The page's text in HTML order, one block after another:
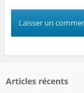
Articles récents